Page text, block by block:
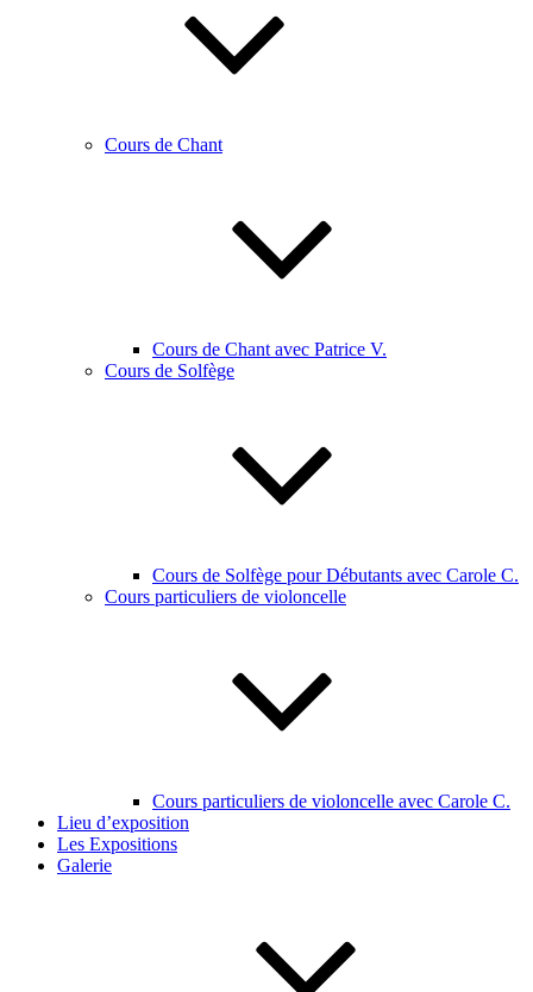
Cours de Chant
Cours de Chant avec Patrice V.
Cours de Solfège
Cours de Solfège pour Débutants avec Carole C.
Cours particuliers de violoncelle
Cours particuliers de violoncelle avec Carole C.
Lieu d’exposition
Les Expositions
Galerie